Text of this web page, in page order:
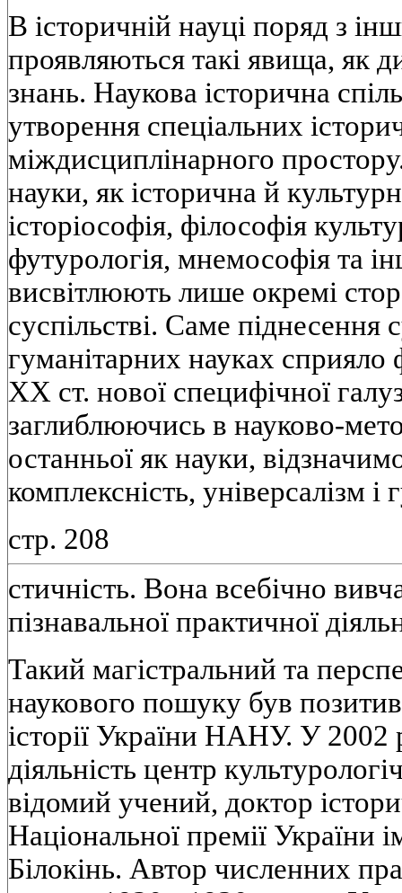
В історичній науці поряд з
проявляються такі явища, як
знань. Наукова історична
утворення спеціальних
міждисциплінарного
науки, як історична й
історіософія, філософія
футурологія, мнемософія та
висвітлюють лише окремі
суспільстві. Саме
гуманітарних науках
XX ст. нової специфічної
заглиблюючись в науково-
останньої як науки,
комплексність, універсалізм і
стр. 208
стичність. Вона всебічно
пізнавальної практичної
Такий магістральний та
наукового пошуку був
історії України НАНУ. У 2002
діяльність центр
відомий учений, доктор
Національної премії України
Білокінь. Автор численних